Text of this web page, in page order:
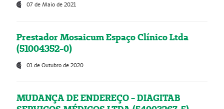
07 de Maio de 2021
Prestador Mosaicum Espaço Clínico Ltda
(51004352-0)
01 de Outubro de 2020
MUDANÇA DE ENDEREÇO - DIAGITAB